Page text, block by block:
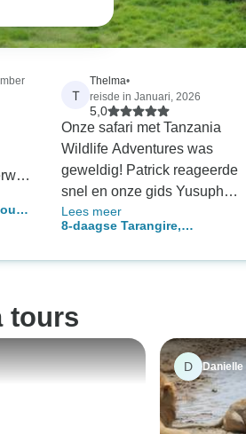
en
dat
T
Thelma•
reisde in Januari, 2026
5,0
Onze safari met Tanzania
Wildlife Adventures was
geweldig! Patrick reageerde
snel en onze gids Yusuph
was vriendelijk en
deskundig. We hebben
Ngorongoro. De lodges,
vooral Serengeti Safari
Lodge, waren top.
Onvergetelijke reis!
Lees meer
8-daagse Tarangire,
Manyara, Materuni
zijn inbegrepen)
tours
D Danielle